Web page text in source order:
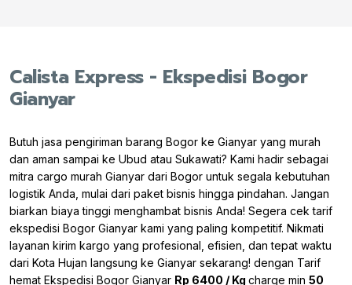
Calista Express - Ekspedisi Bogor
Gianyar
Butuh jasa pengiriman barang Bogor ke Gianyar yang murah
dan aman sampai ke Ubud atau Sukawati? Kami hadir sebagai
mitra cargo murah Gianyar dari Bogor untuk segala kebutuhan
logistik Anda, mulai dari paket bisnis hingga pindahan. Jangan
biarkan biaya tinggi menghambat bisnis Anda! Segera cek tarif
ekspedisi Bogor Gianyar kami yang paling kompetitif. Nikmati
layanan kirim kargo yang profesional, efisien, dan tepat waktu
dari Kota Hujan langsung ke Gianyar sekarang! dengan Tarif
hemat Ekspedisi Bogor Gianyar Rp 6400 / Kg charge min 50